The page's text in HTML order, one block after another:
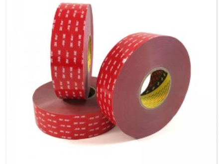
pehanga riipene whakapiri tairongo penei i te
3M467/468MP, 3M9448A, 3M9495LE me te tapahi mate
ritenga ki nga momo ahua me nga rahi.HT-800 silicone
pahuka i taea te whakamahi hei gasketing me te hiri,
whakakī āputa me cushioning, ru absorption me te wiri
insolation i roto i te momo ahumahi rite te hikohiko te
huihui, hanga automotive me te huihui, tiaki LCD Whakaatu